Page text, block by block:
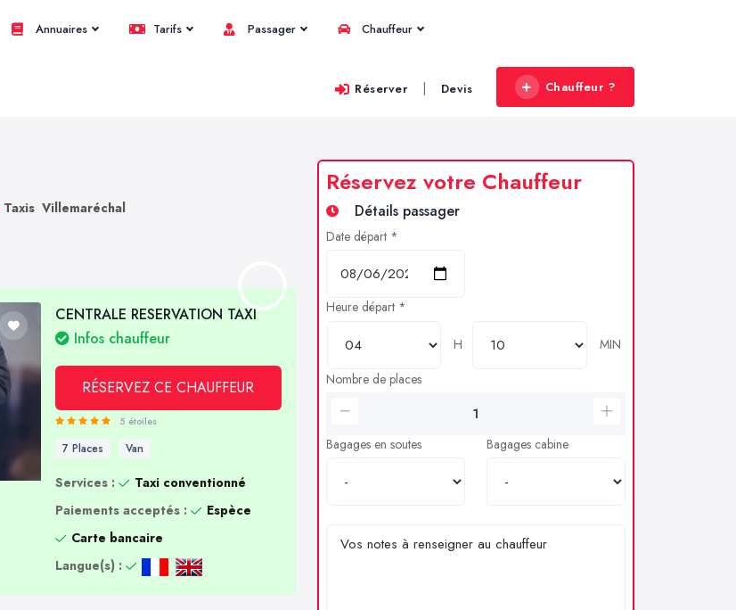
Annuaires Tarifs Passager Chauffeur
Réserver | Devis Chauffeur ?
Taxis Villemaréchal
CENTRALE RESERVATION TAXI
Infos chauffeur
RÉSERVEZ CE CHAUFFEUR
5 étoiles
7 Places Van
Services :
Taxi conventionné
Paiements acceptés :
Espèce
Carte bancaire
Langue(s) :
Réservez votre Chauffeur
Détails passager
Date départ *
Heure départ *
H
MIN
Nombre de places
Bagages en soutes Bagages cabine